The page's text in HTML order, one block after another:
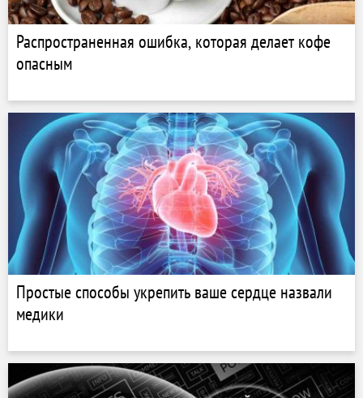
Распространенная ошибка, которая делает кофе
опасным
Простые способы укрепить ваше сердце назвали
медики